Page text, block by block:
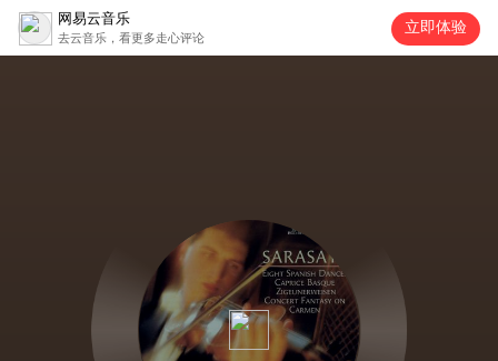
网易云音乐
去云音乐，看更多走心评论
立即体验